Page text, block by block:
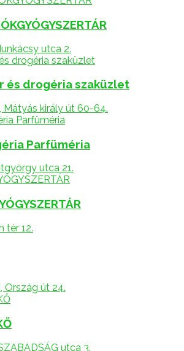
utca 2.
és drogéria szaküzlet
király út 60-64.
Parfüméria
utca 21.
tér 12.
Ország út 24.
utca 3.